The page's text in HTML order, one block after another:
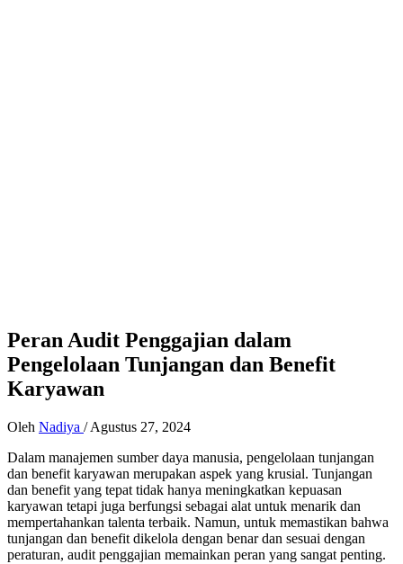
Peran Audit Penggajian dalam
Pengelolaan Tunjangan dan Benefit
Karyawan
Oleh Nadiya /Agustus 27, 2024
Dalam manajemen sumber daya manusia, pengelolaan tunjangan
dan benefit karyawan merupakan aspek yang krusial. Tunjangan
dan benefit yang tepat tidak hanya meningkatkan kepuasan
karyawan tetapi juga berfungsi sebagai alat untuk menarik dan
mempertahankan talenta terbaik. Namun, untuk memastikan bahwa
tunjangan dan benefit dikelola dengan benar dan sesuai dengan
peraturan, audit penggajian memainkan peran yang sangat penting.